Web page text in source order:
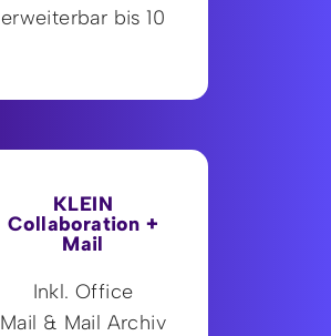
erweiterbar bis 10
KLEIN
Collaboration +
Mail
Inkl. Office
Mail & Mail Archiv